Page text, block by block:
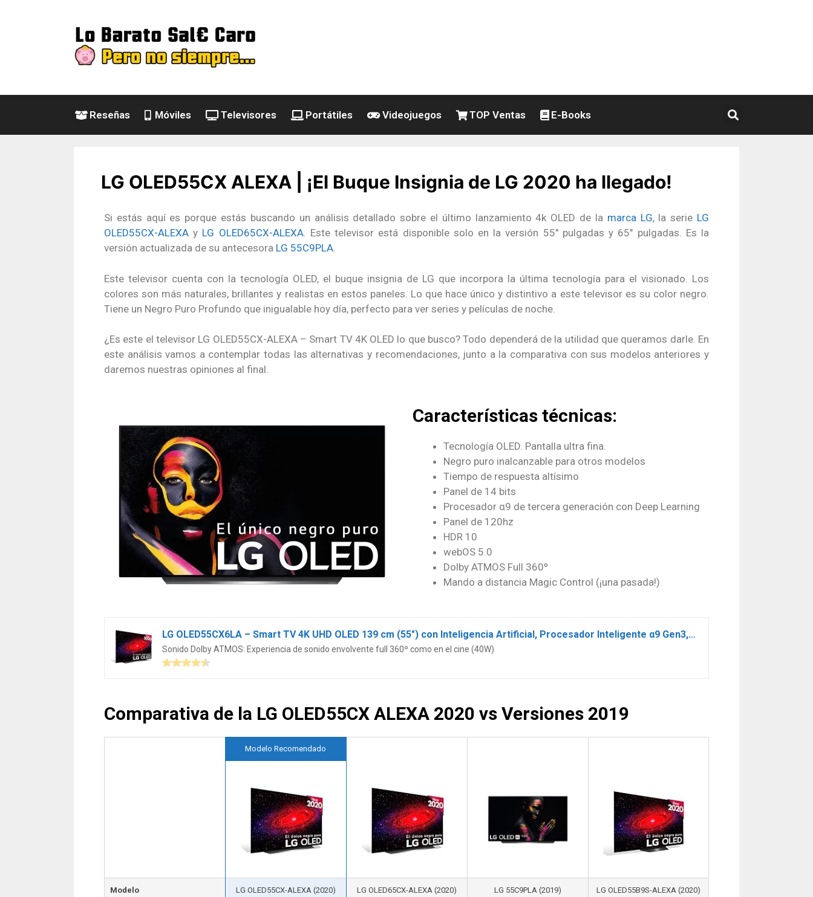
Reseñas Móviles Televisores Portátiles Videojuegos TOP Ventas E-Books
LG OLED55CX ALEXA | ¡El Buque Insignia de LG 2020 ha llegado!
Si estás aquí es porque estás buscando un análisis detallado sobre el último lanzamiento 4k OLED de la marca LG, la serie LG
OLED55CX-ALEXA y LG OLED65CX-ALEXA. Este televisor está disponible solo en la versión 55″ pulgadas y 65″ pulgadas. Es la
versión actualizada de su antecesora LG 55C9PLA.
Este televisor cuenta con la tecnología OLED, el buque insignia de LG que incorpora la última tecnología para el visionado. Los
colores son más naturales, brillantes y realistas en estos paneles. Lo que hace único y distintivo a este televisor es su color negro.
Tiene un Negro Puro Profundo que inigualable hoy día, perfecto para ver series y películas de noche.
¿Es este el televisor LG OLED55CX-ALEXA – Smart TV 4K OLED lo que busco? Todo dependerá de la utilidad que queramos darle. En
este análisis vamos a contemplar todas las alternativas y recomendaciones, junto a la comparativa con sus modelos anteriores y
daremos nuestras opiniones al final.
Características técnicas:
Tecnología OLED. Pantalla ultra fina.
Negro puro inalcanzable para otros modelos
Tiempo de respuesta altísimo
Panel de 14 bits
Procesador α9 de tercera generación con Deep Learning
Panel de 120hz
HDR 10
webOS 5.0
Dolby ATMOS Full 360º
Mando a distancia Magic Control (¡una pasada!)
LG OLED55CX6LA – Smart TV 4K UHD OLED 139 cm (55″) con Inteligencia Artificial, Procesador Inteligente α9 Gen3, Deep Learning, 100% HDR, Dolby Vision/Atmos, 4xHDMI 2.1, 3xUSB 2.0, Bluetooth 5.0, WiFi
Sonido Dolby ATMOS: Experiencia de sonido envolvente full 360º como en el cine (40W)
Comparativa de la LG OLED55CX ALEXA 2020 vs Versiones 2019
Modelo Recomendado
Modelo LG OLED55CX-ALEXA (2020) LG OLED65CX-ALEXA (2020) LG 55C9PLA (2019) LG OLED55B9S-ALEXA (2020)